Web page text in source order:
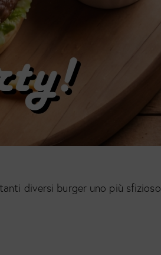
diversi burger uno più sfizioso